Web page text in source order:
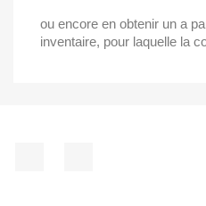
ou encore en obtenir un a
inventaire, pour laquelle la